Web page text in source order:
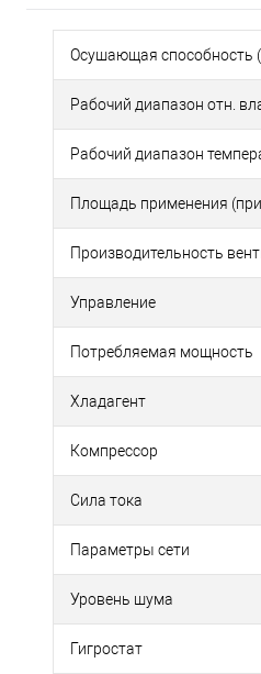
Осушающая способность
Рабочий диапазон отн.
Рабочий диапазон
Площадь применения
Производительность
Управление
Потребляемая мощность
Хладагент
Компрессор
Сила тока
Параметры сети
Уровень шума
Гигростат